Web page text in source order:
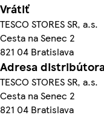
Vrátiť
TESCO STORES SR, a.s.
Cesta na Senec 2
821 04 Bratislava
Adresa
TESCO STORES SR, a.s.
Cesta na Senec 2
821 04 Bratislava